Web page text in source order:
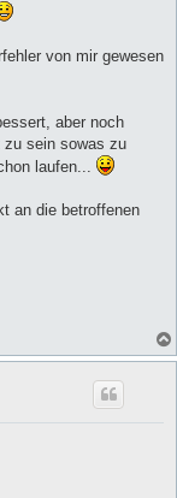
von mir gewesen
aber noch
sein sowas zu
laufen...
an die betroffenen